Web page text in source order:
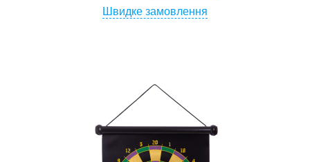
Швидке замовлення